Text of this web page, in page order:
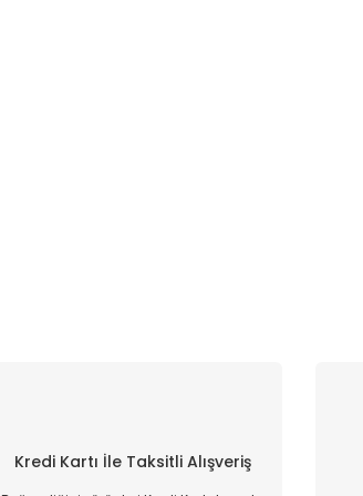
Kredi Kartı İle Taksitli Alışveriş